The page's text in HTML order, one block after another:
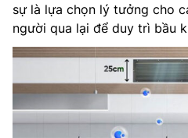
sự là lựa chọn lý tưởng cho
người qua lại để duy trì bầu